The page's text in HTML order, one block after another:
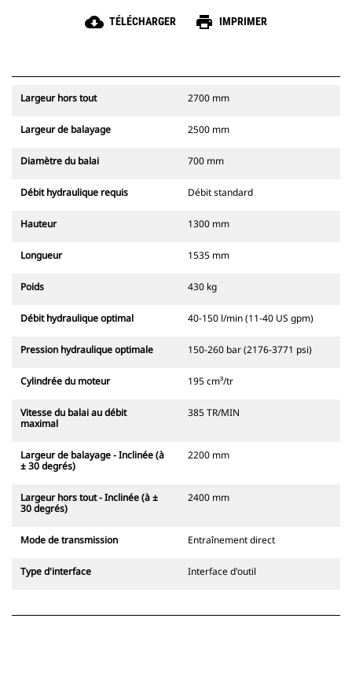
cloud_download TÉLÉCHARGER print IMPRIMER
Largeur hors tout 2700 mm
Largeur de balayage 2500 mm
Diamètre du balai 700 mm
Débit hydraulique requis Débit standard
Hauteur 1300 mm
Longueur 1535 mm
Poids 430 kg
Débit hydraulique optimal 40-150 l/min (11-40 US gpm)
Pression hydraulique optimale 150-260 bar (2176-3771 psi)
Cylindrée du moteur 195 cm³/tr
Vitesse du balai au débit
maximal
385 TR/MIN
Largeur de balayage - Inclinée (à
± 30 degrés)
2200 mm
Largeur hors tout - Inclinée (à ±
30 degrés)
2400 mm
Mode de transmission Entraînement direct
Type d'interface Interface d'outil